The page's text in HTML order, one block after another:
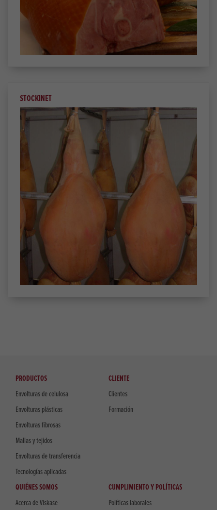
STOCKINET
PRODUCTOS
Envolturas de celulosa
Envolturas plásticas
Envolturas fibrosas
Mallas y tejidos
Envolturas de transferencia
Tecnologías aplicadas
CLIENTE
Clientes
Formación
QUIÉNES SOMOS
Acerca de Viskase
CUMPLIMIENTO Y POLÍTICAS
Políticas laborales